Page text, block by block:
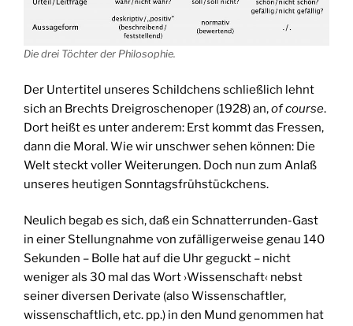
Die drei Töchter der Philosophie.
Der Untertitel unseres Schildchens schließlich lehnt
sich an Brechts Dreigroschenoper (1928) an,of course.
Dort heißt es unter anderem: Erst kommt das Fressen,
dann die Moral. Wie wir unschwer sehen können: Die
Welt steckt voller Weiterungen. Doch nun zum Anlaß
unseres heutigen Sonntagsfrühstückchens.
Neulich begab es sich, daß ein Schnatterrunden-Gast
in einer Stellungnahme von zufälligerweise genau 140
Sekunden – Bolle hat auf die Uhr geguckt – nicht
weniger als 30 mal das Wort ›Wissenschaft‹ nebst
seiner diversen Derivate (also Wissenschaftler,
wissenschaftlich, etc. pp.) in den Mund genommen hat